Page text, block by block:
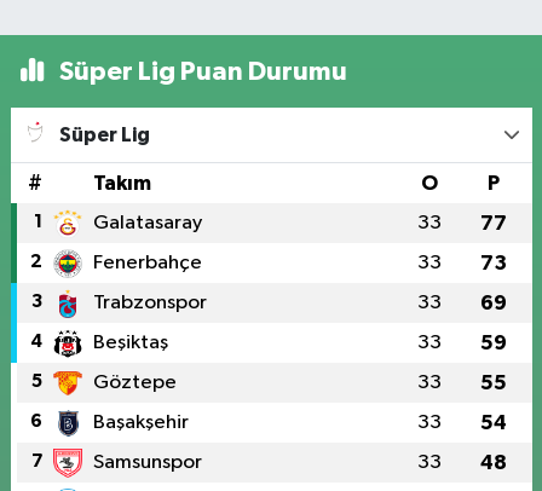
Süper Lig Puan Durumu
Süper Lig
# Takım O P
1 Galatasaray 33 77
2 Fenerbahçe 33 73
3 Trabzonspor 33 69
4 Beşiktaş 33 59
5 Göztepe 33 55
6 Başakşehir 33 54
7 Samsunspor 33 48